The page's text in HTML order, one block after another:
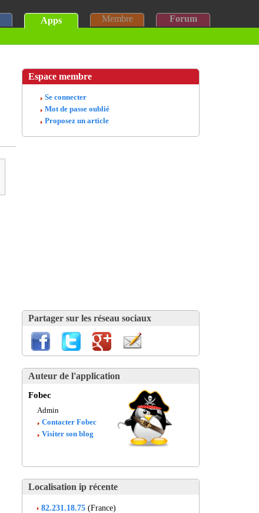
Apps Membre Forum
Espace membre
Se connecter
Mot de passe oublié
Proposez un article
Partager sur les réseau sociaux
Auteur de l'application
Fobec
Admin
Contacter Fobec
Visiter son blog
Localisation ip récente
82.231.18.75 (France)